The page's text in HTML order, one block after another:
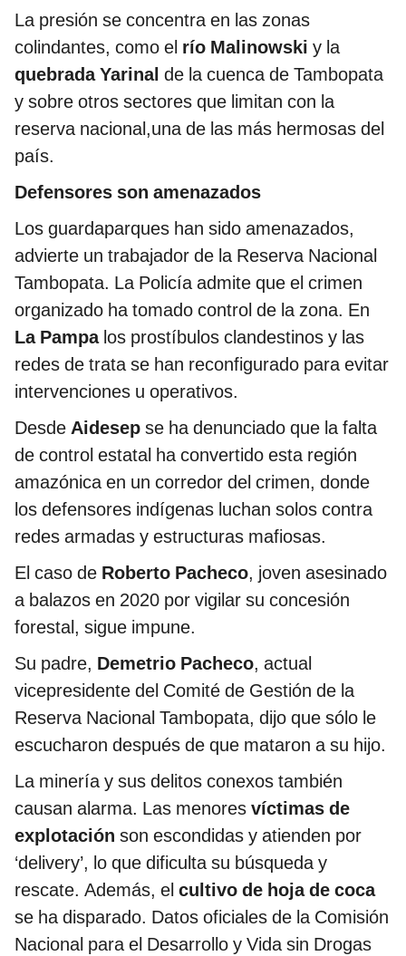
La presión se concentra en las zonas
colindantes, como el río Malinowski y la
quebrada Yarinal de la cuenca de Tambopata
y sobre otros sectores que limitan con la
reserva nacional,una de las más hermosas del
país.
Defensores son amenazados
Los guardaparques han sido amenazados,
advierte un trabajador de la Reserva Nacional
Tambopata. La Policía admite que el crimen
organizado ha tomado control de la zona. En
La Pampalos prostíbulos clandestinos y las
redes de trata se han reconfigurado para evitar
intervenciones u operativos.
Desde Aidesep se ha denunciado que la falta
de control estatal ha convertido esta región
amazónica en un corredor del crimen, donde
los defensores indígenas luchan solos contra
redes armadas y estructuras mafiosas.
El caso de Roberto Pacheco, joven asesinado
a balazos en 2020 por vigilar su concesión
forestal, sigue impune.
Su padre, Demetrio Pacheco, actual
vicepresidente del Comité de Gestión de la
Reserva Nacional Tambopata, dijo que sólo le
escucharon después de que mataron a su hijo.
La minería y sus delitos conexos también
causan alarma. Las menores víctimas de
explotación son escondidas y atienden por
‘delivery’, lo que dificulta su búsqueda y
rescate. Además, el cultivo de hoja de coca
se ha disparado. Datos oficiales de la Comisión
Nacional para el Desarrollo y Vida sin Drogas